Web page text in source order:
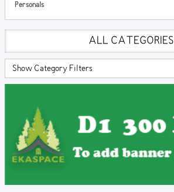
Personals
ALL CATEGORIES
Show Category Filters